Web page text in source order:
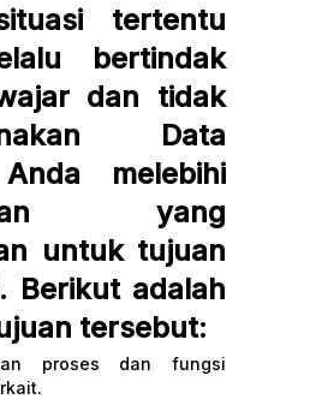
tertentu
bertindak
dan tidak
Data
melebihi
yang
untuk tujuan
Berikut adalah
tersebut:
proses dan fungsi